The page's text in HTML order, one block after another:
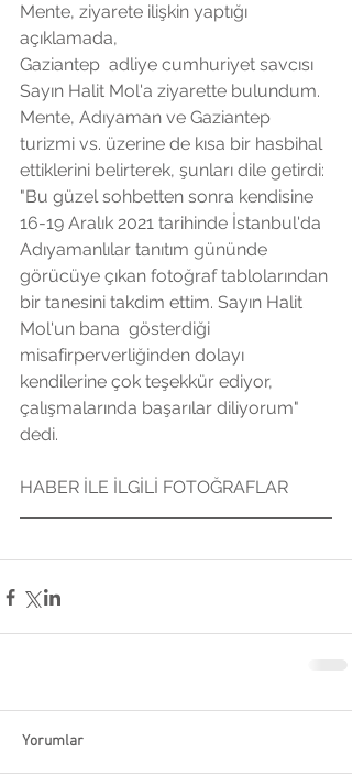
Mente, ziyarete ilişkin yaptığı
açıklamada,
Gaziantep  adliye cumhuriyet savcısı
Sayın Halit Mol'a ziyarette bulundum.
Mente, Adıyaman ve Gaziantep
turizmi vs. üzerine de kısa bir hasbihal
ettiklerini belirterek, şunları dile getirdi:
"Bu güzel sohbetten sonra kendisine
16-19 Aralık 2021 tarihinde İstanbul'da
Adıyamanlılar tanıtım gününde
görücüye çıkan fotoğraf tablolarından
bir tanesini takdim ettim. Sayın Halit
Mol'un bana  gösterdiği
misafirperverliğinden dolayı
kendilerine çok teşekkür ediyor,
çalışmalarında başarılar diliyorum"
dedi.
HABER İLE İLGİLİ FOTOĞRAFLAR
Yorumlar